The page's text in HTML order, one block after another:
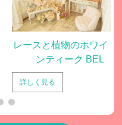
レースと植物のホワイトア
ンティーク BEL
詳しく見る